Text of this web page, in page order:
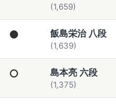
(1,659)
● 飯島栄治 八段
(1,639)
○ 島本亮 六段
(1,375)